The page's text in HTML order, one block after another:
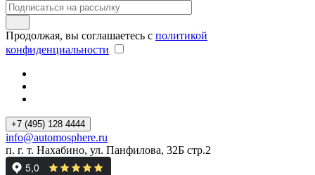
Продолжая, вы соглашаетесь с политикой
конфиденциальности
+7 (495) 128 4444
info@automosphere.ru
п. г. т. Нахабино, ул. Панфилова, 32Б стр.2